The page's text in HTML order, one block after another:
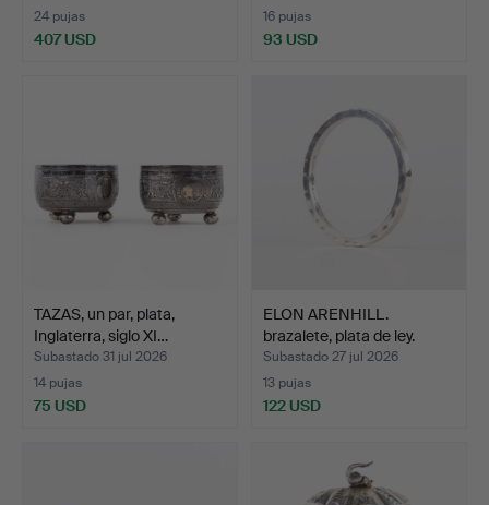
24 pujas
407 USD
16 pujas
93 USD
TAZAS, un par, plata,
Inglaterra, siglo XI…
Subastado 31 jul 2026
14 pujas
75 USD
ELON ARENHILL.
brazalete, plata de ley.
Subastado 27 jul 2026
13 pujas
122 USD